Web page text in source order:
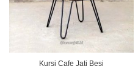
Kursi Cafe Jati Besi